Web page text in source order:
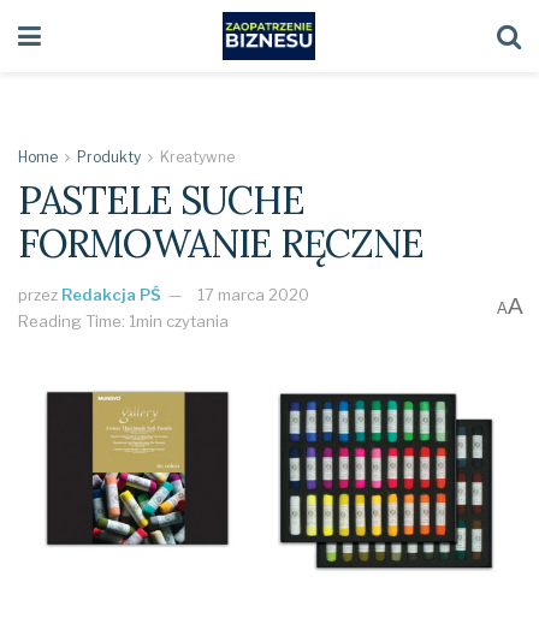
Home Produkty Kreatywne
PASTELE SUCHE
FORMOWANIE RĘCZNE
przez Redakcja PŚ
17 marca 2020
Reading Time: 1min czytania
AA